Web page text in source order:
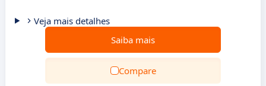
Veja mais detalhes
Saiba mais
Compare